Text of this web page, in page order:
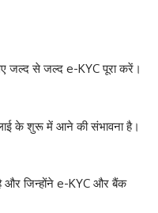
जल्द से जल्द e-KYC पूरा करें।
के शुरू में आने की संभावना है।
है और जिन्होंने e-KYC और बैंक